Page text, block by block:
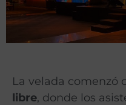
La velada comenzó
libre, donde los